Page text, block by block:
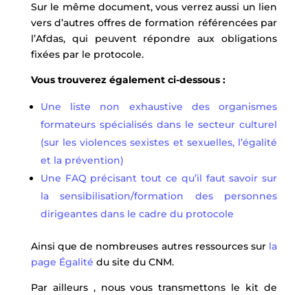
Sur le même document, vous verrez aussi un lien
vers d’autres offres de formation référencées par
l’Afdas, qui peuvent répondre aux obligations
fixées par le protocole.
Vous trouverez également ci-dessous :
Une liste non exhaustive des organismes
formateurs spécialisés dans le secteur culturel
(sur les violences sexistes et sexuelles, l’égalité
et la prévention)
Une FAQ précisant tout ce qu’il faut savoir sur
la sensibilisation/formation des personnes
dirigeantes dans le cadre du protocole
Ainsi que de nombreuses autres ressources sur la
page Égalité du site du CNM.
Par ailleurs , nous vous transmettons le kit de